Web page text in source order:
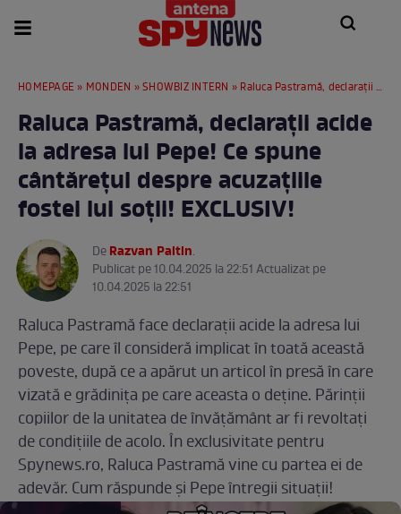
HOMEPAGE » MONDEN »SHOWBIZ INTERN » Raluca Pastramă, declaraţii acide la adresa lui Pepe! Ce spune cântăreţul despre acuzaţiile fostei lui soţii! EXCLUSIV!
Raluca Pastramă, declaraţii acide
la adresa lui Pepe! Ce spune
cântăreţul despre acuzaţiile
fostei lui soţii! EXCLUSIV!
DeRazvan Paltin.
Publicat pe 10.04.2025 la 22:51 Actualizat pe
10.04.2025 la 22:51
Raluca Pastramă face declarații acide la adresa lui
Pepe, pe care îl consideră implicat în toată această
poveste, după ce a apărut un articol în presă în care
vizată e grădinița pe care aceasta o deține. Părinții
copiilor de la unitatea de învățământ ar fi revoltați
de condițiile de acolo. În exclusivitate pentru
Spynews.ro, Raluca Pastramă vine cu partea ei de
adevăr. Cum răspunde și Pepe întregii situații!